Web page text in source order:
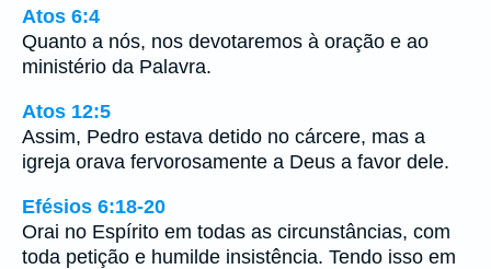
Atos 6:4
Quanto a nós, nos devotaremos à oração e ao
ministério da Palavra.
Atos 12:5
Assim, Pedro estava detido no cárcere, mas a
igreja orava fervorosamente a Deus a favor dele.
Efésios 6:18-20
Orai no Espírito em todas as circunstâncias, com
toda petição e humilde insistência. Tendo isso em